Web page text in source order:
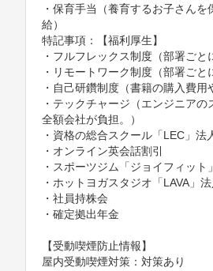
・保育手当（養育するお子さん
給）
特記事項：【福利厚生】
・フルフレックス制度（部署ごと
・リモートワーク制度（部署ごと
・自己研鑽制度（書籍の購入費
・テックチャージ（エンジニア
全額会社が負担。）
・資格の総合スクール「LEC」法
・オンライン英会話割引
・スポーツジム「ジョイフィット
・ホットヨガスタジオ「LAVA」
・社員持株会
・確定拠出年金
【受動喫煙防止情報】
屋内受動喫煙対策：対策あり